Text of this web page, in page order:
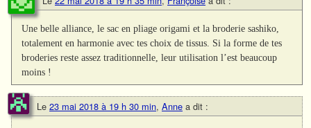
Une belle alliance, le sac en pliage origami et la broderie sashiko,
totalement en harmonie avec tes choix de tissus. Si la forme de tes
broderies reste assez traditionnelle, leur utilisation l’est beaucoup
moins !
Le 23 mai 2018 à 19 h 30 min, Anne a dit :